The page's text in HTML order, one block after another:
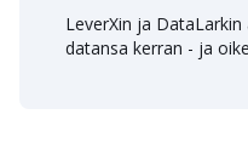
LeverXin ja
datansa kerran - ja